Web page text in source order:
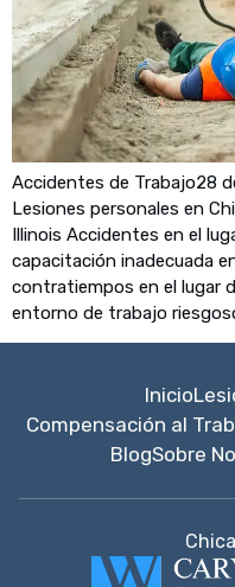
Accidentes de Trabajo28
Lesiones personales en
Illinois Accidentes en el
capacitación inadecuada
contratiempos en el lugar
entorno de trabajo
Inicio
Compensación al
BlogSobre